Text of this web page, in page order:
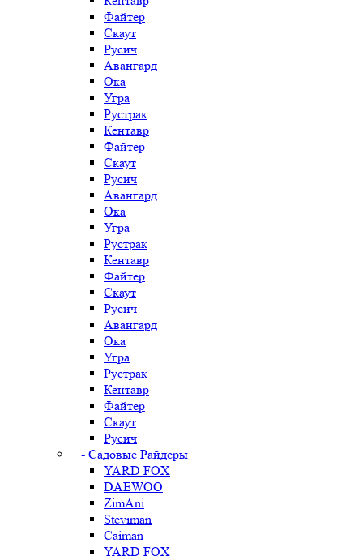
Файтер
Скаут
Русич
Авангард
Ока
Угра
Рустрак
Кентавр
Файтер
Скаут
Русич
Авангард
Ока
Угра
Рустрак
Кентавр
Файтер
Скаут
Русич
Авангард
Ока
Угра
Рустрак
Кентавр
Файтер
Скаут
Русич
- Садовые Райдеры
YARD FOX
DAEWOO
ZimAni
Steviman
Caiman
YARD FOX